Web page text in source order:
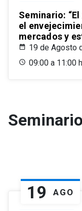
Seminario:
el
mercados y
19 de Agosto
09:00 a 11:00
19 AGO